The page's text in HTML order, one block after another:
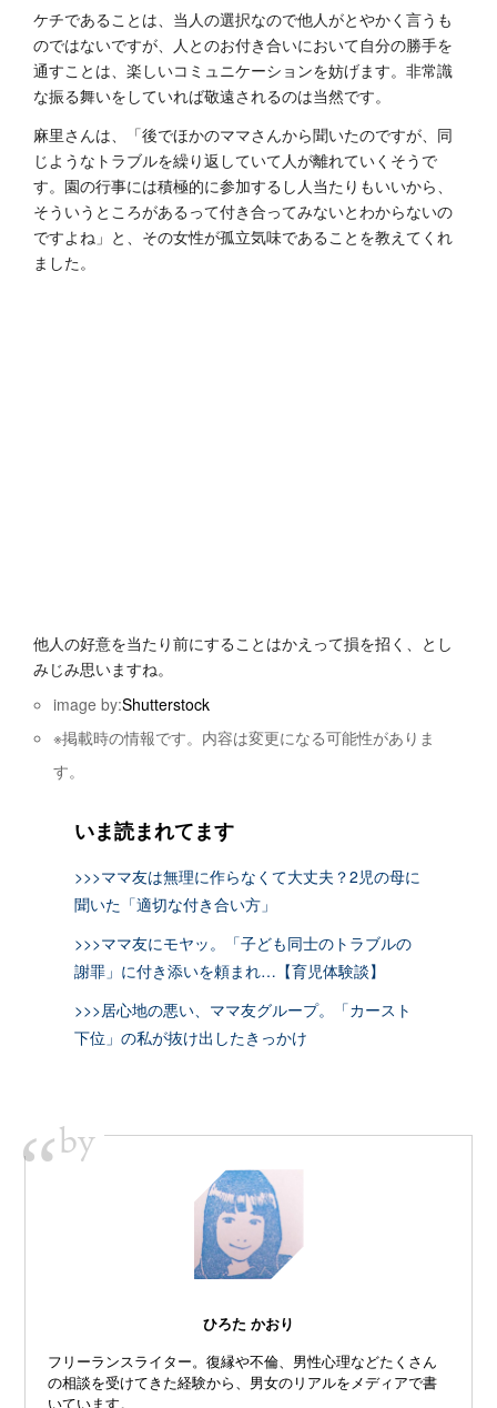
ケチであることは、当人の選択なので他人がとやかく言うも
のではないですが、人とのお付き合いにおいて自分の勝手を
通すことは、楽しいコミュニケーションを妨げます。非常識
な振る舞いをしていれば敬遠されるのは当然です。
麻里さんは、「後でほかのママさんから聞いたのですが、同
じようなトラブルを繰り返していて人が離れていくそうで
す。園の行事には積極的に参加するし人当たりもいいから、
そういうところがあるって付き合ってみないとわからないの
ですよね」と、その女性が孤立気味であることを教えてくれ
ました。
他人の好意を当たり前にすることはかえって損を招く、とし
みじみ思いますね。
image by:Shutterstock
※掲載時の情報です。内容は変更になる可能性がありま
す。
いま読まれてます
>>>ママ友は無理に作らなくて大丈夫？2児の母に
聞いた「適切な付き合い方」
>>>ママ友にモヤッ。「子ども同士のトラブルの
謝罪」に付き添いを頼まれ…【育児体験談】
>>>居心地の悪い、ママ友グループ。「カースト
下位」の私が抜け出したきっかけ
“by
ひろた かおり
フリーランスライター。復縁や不倫、 男性心理などたくさん
の相談を受けてきた経験から、 男女のリアルをメディアで書
いています。